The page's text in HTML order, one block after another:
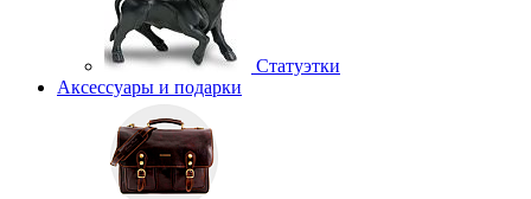
Статуэтки
Аксессуары и подарки